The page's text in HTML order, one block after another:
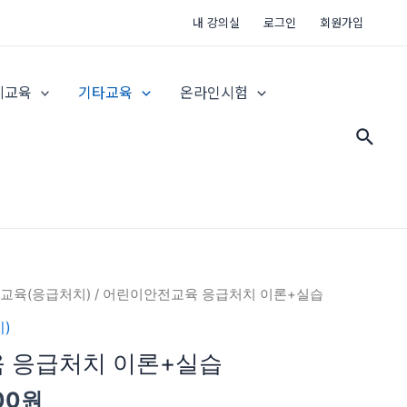
내 강의실 로그인 회원가입
육 기타교육 온라인시험
검
육(응급처치) / 어린이안전교육 응급처치 이론+실습
)
응급처치 이론+실습
원
현
격: